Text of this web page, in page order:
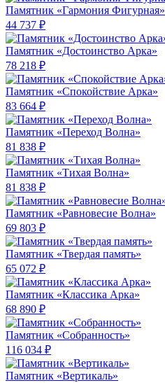
Памятник «Гармония Фигурная»
44 737 ₽
Памятник «Достоинство Арка»
78 218 ₽
Памятник «Спокойствие Арка»
83 664 ₽
Памятник «Переход Волна»
81 838 ₽
Памятник «Тихая Волна»
81 838 ₽
Памятник «Равновесие Волна»
69 803 ₽
Памятник «Твердая память»
65 072 ₽
Памятник «Классика Арка»
68 890 ₽
Памятник «Собранность»
116 034 ₽
Памятник «Вертикаль»